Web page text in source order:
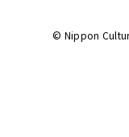
© Nippon